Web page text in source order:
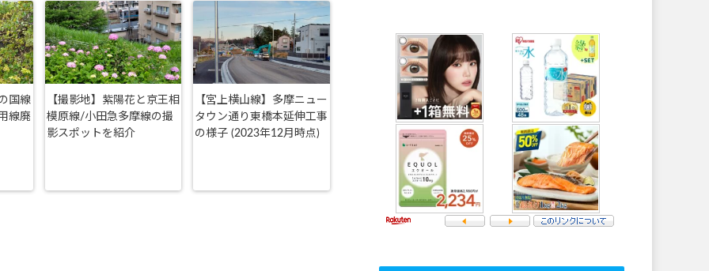
国線
線廃
【撮影地】紫陽花と京王相
模原線/小田急多摩線の撮
影スポットを紹介
【宮上横山線】多摩ニュー
タウン通り東橋本延伸工事
の様子 (2023年12月時点)